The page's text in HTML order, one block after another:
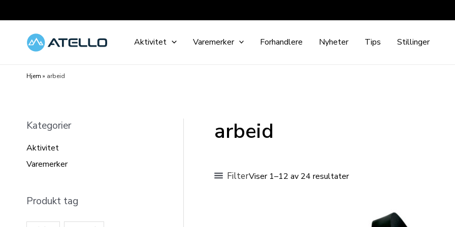
rett
innholdet
Aktivitet Varemerker Forhandlere Nyheter Tips Stillinger
Hjem » arbeid
Kategorier
Aktivitet
Varemerker
Produkt tag
arbeid
FilterViser 1–12 av 24 resultater